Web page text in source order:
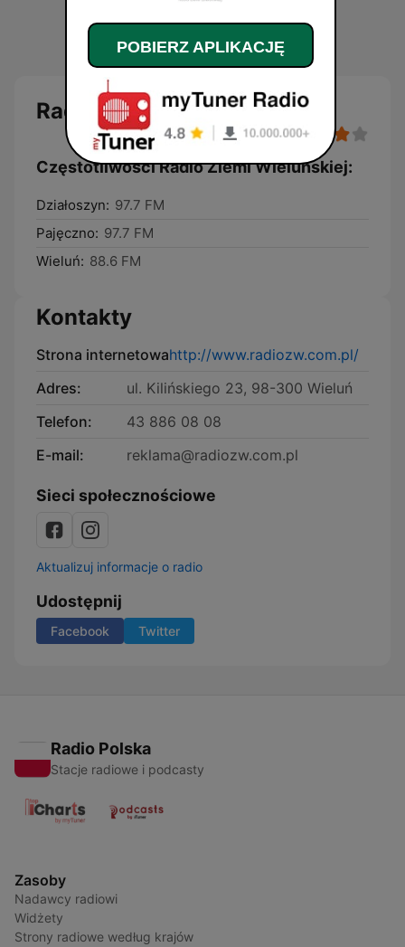
Radio Ziemi Wieluńskiej
Częstotliwości Radio Ziemi Wieluńskiej:
Działoszyn: 97.7 FM
Pajęczno: 97.7 FM
Wieluń: 88.6 FM
Kontakty
Strona internetowahttp://www.radiozw.com.pl/
Adres:
ul. Kilińskiego 23, 98-300 Wieluń
Telefon:
43 886 08 08
E-mail:
reklama@radiozw.com.pl
Sieci społecznościowe
Aktualizuj informacje o radio
Udostępnij
Facebook Twitter
Radio Polska
Stacje radiowe i podcasty
Zasoby
Nadawcy radiowi
Widżety
Strony radiowe według krajów
POBIERZ APLIKACJĘ